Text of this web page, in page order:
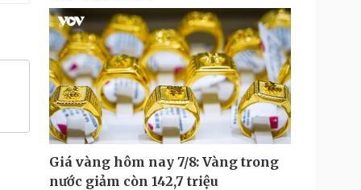
Giá vàng hôm nay 7/8: Vàng trong
nước giảm còn 142,7 triệu